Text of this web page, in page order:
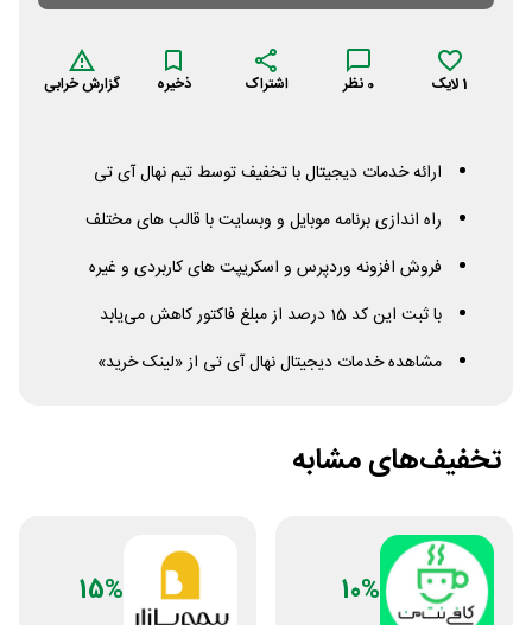
1لایک 0 نظر اشتراک ذخیره گزارش خرابی
ارائه خدمات دیجیتال با تخفیف توسط تیم نهال آی تی
راه اندازی برنامه موبایل و وبسایت با قالب های مختلف
فروش افزونه وردپرس و اسکریپت های کاربردی و غیره
با ثبت این کد 15 درصد از مبلغ فاکتور کاهش می‌یابد
مشاهده خدمات دیجیتال نهال آی تی از «لینک خرید»
تخفیف‌های مشابه
10%
15%